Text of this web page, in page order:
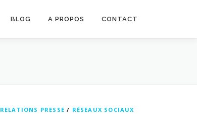
BLOG A PROPOS CONTACT
RELATIONS PRESSE / RÉSEAUX SOCIAUX